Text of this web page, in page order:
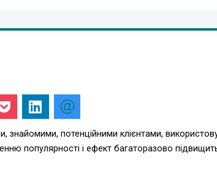
знайомими, потенційними клієнтами,
популярності і ефект багаторазово